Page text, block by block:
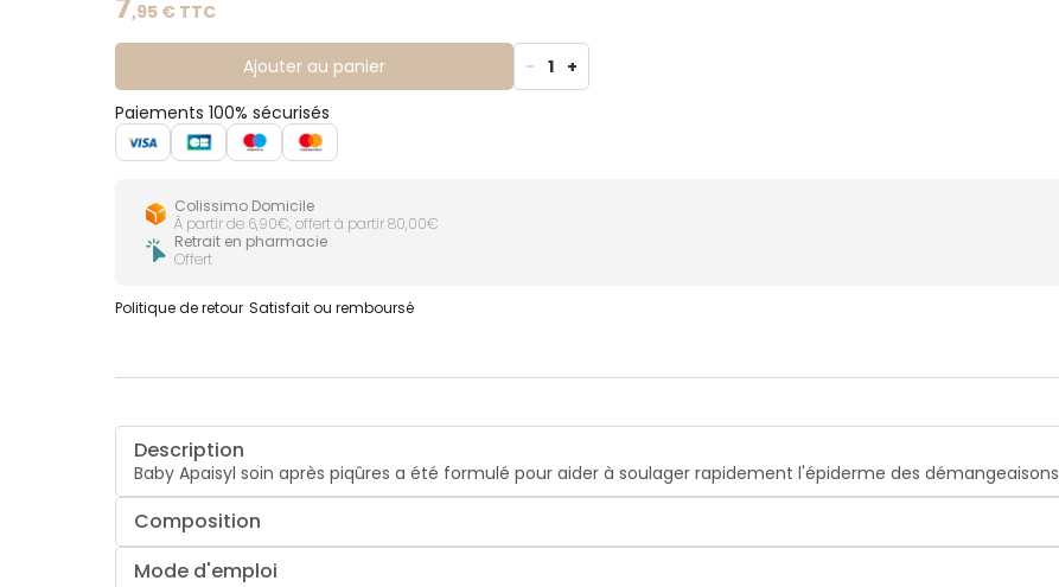
,95 € TTC
Ajouter au panier - 1
+
Paiements 100% sécurisés
Colissimo Domicile
À partir de 6,90€, offert à partir 80,00€
Retrait en pharmacie
Offert
Politique de retour Satisfait ou remboursé
Description
Baby Apaisyl soin après piqûres a été formulé pour aider à soulager rapidement l'épiderme des démangeaisons
Composition
Mode d'emploi